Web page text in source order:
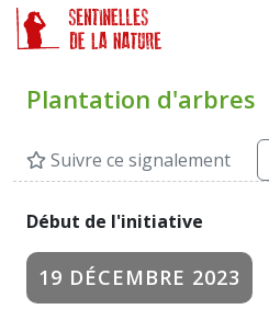
Plantation d'arbres
Suivre ce signalement
Début de l'initiative
19 DÉCEMBRE 2023
Panneau de gestion des cookies